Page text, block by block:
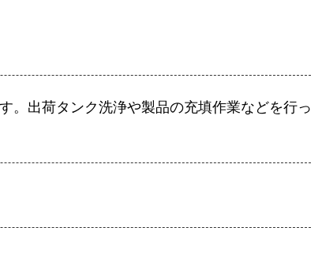
。出荷タンク洗浄や製品の充填作業などを行っ